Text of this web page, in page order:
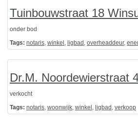
Tuinbouwstraat 18
onder bod
Tags: notaris, winkel , ligbad , overheaddeur,
Dr.M. Noordewierstraat
verkocht
Tags: notaris, woonwijk, winkel , ligbad , verkoop